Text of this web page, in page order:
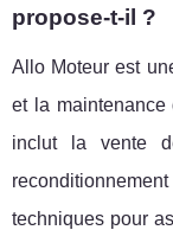
propose-t-il ?
Allo Moteur est
et la maintenance
inclut la vente
techniques pour